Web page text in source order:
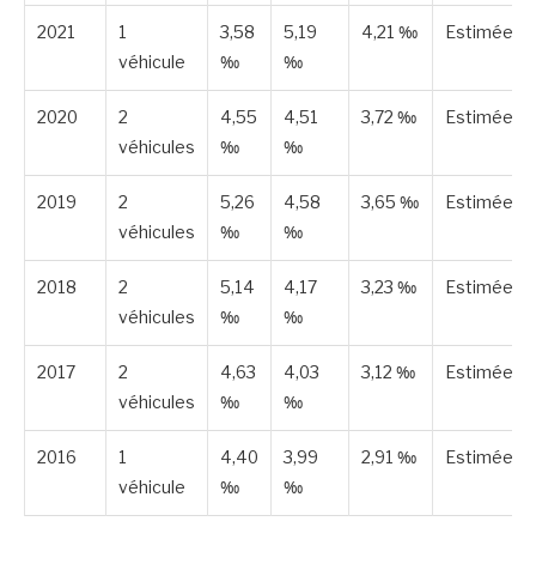
2021
1
véhicule
3,58
‰
5,19
‰
4,21 ‰ Estimée
2020
2
véhicules
4,55
‰
4,51
‰
3,72 ‰ Estimée
2019
2
véhicules
5,26
‰
4,58
‰
3,65 ‰ Estimée
2018
2
véhicules
5,14
‰
4,17
‰
3,23 ‰ Estimée
2017
2
véhicules
4,63
‰
4,03
‰
3,12 ‰ Estimée
2016
1
véhicule
4,40
‰
3,99
‰
2,91 ‰ Estimée